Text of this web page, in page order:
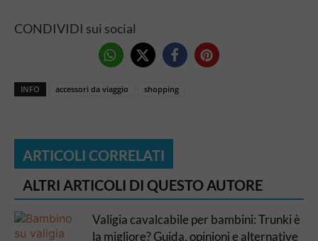
CONDIVIDI sui social
INFO accessori da viaggio shopping
ARTICOLI CORRELATI
ALTRI ARTICOLI DI QUESTO AUTORE
Valigia cavalcabile per bambini: Trunki è
la migliore? Guida, opinioni e alternative